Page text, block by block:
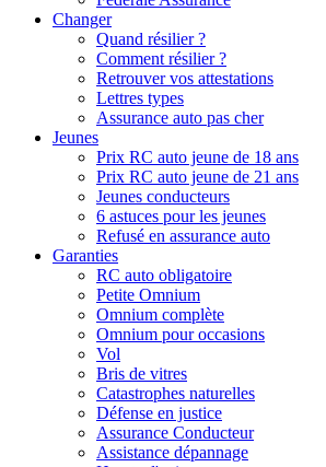
Changer
Quand résilier ?
Comment résilier ?
Retrouver vos attestations
Lettres types
Assurance auto pas cher
Jeunes
Prix RC auto jeune de 18 ans
Prix RC auto jeune de 21 ans
Jeunes conducteurs
6 astuces pour les jeunes
Refusé en assurance auto
Garanties
RC auto obligatoire
Petite Omnium
Omnium complète
Omnium pour occasions
Vol
Bris de vitres
Catastrophes naturelles
Défense en justice
Assurance Conducteur
Assistance dépannage